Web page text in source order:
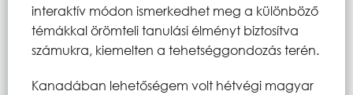
interaktív módon ismerkedhet meg a különböző
témákkal örömteli tanulási élményt biztosítva
számukra, kiemelten a tehetséggondozás terén.
Kanadában lehetőségem volt hétvégi magyar